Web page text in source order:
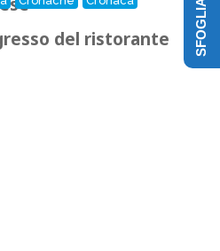
del ristorante
SFOGLIA